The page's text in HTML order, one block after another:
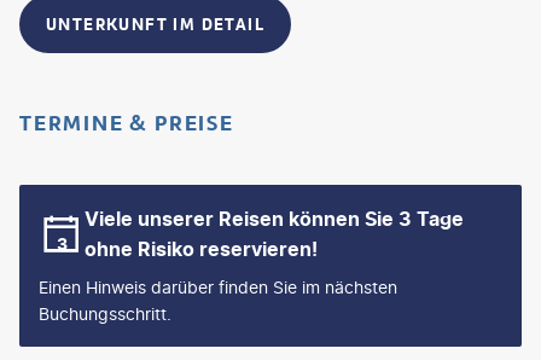
UNTERKUNFT IM DETAIL
TERMINE & PREISE
Viele unserer Reisen können Sie 3 Tage
ohne Risiko reservieren!
Einen Hinweis darüber finden Sie im nächsten
Buchungsschritt.